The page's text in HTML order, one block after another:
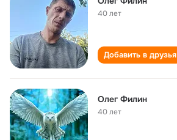
40 лет
Добавить в друзья
Олег Филин
40 лет